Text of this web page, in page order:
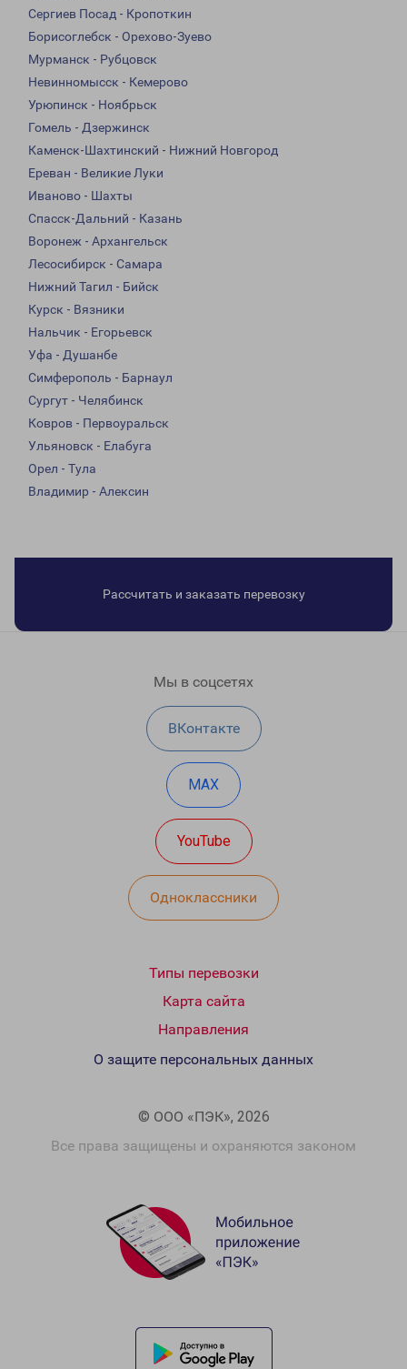
Сергиев Посад - Кропоткин
Борисоглебск - Орехово-Зуево
Мурманск - Рубцовск
Невинномысск - Кемерово
Урюпинск - Ноябрьск
Гомель - Дзержинск
Каменск-Шахтинский - Нижний Новгород
Ереван - Великие Луки
Иваново - Шахты
Спасск-Дальний - Казань
Воронеж - Архангельск
Лесосибирск - Самара
Нижний Тагил - Бийск
Курск - Вязники
Нальчик - Егорьевск
Уфа - Душанбе
Симферополь - Барнаул
Сургут - Челябинск
Ковров - Первоуральск
Ульяновск - Елабуга
Орел - Тула
Владимир - Алексин
Рассчитать и заказать перевозку
Мы в соцсетях
ВКонтакте
MAX
YouTube
Одноклассники
Типы перевозки
Карта сайта
Направления
© ООО «ПЭК», 2026
Все права защищены и охраняются законом
О защите персональных данных